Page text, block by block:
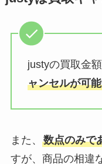
justyの買取金
ャンセルが可能
また、 数点のみで
すが、商品の相違